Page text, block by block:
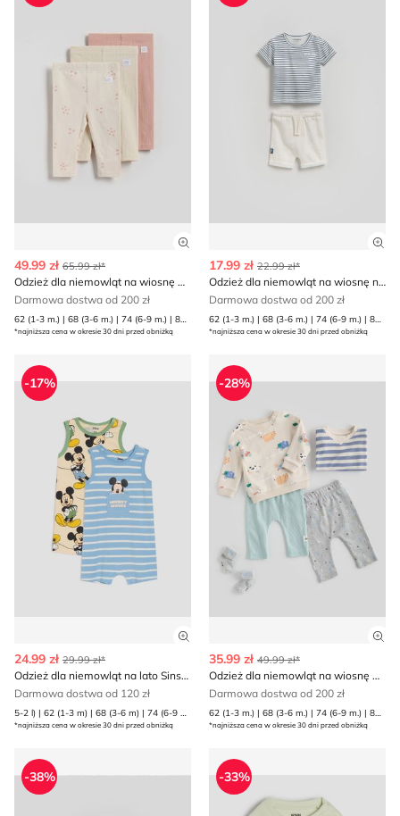
Zobacz szczegóły produktu
49.99 zł 65.99 zł*
Odzież dla niemowląt na wiosnę Reserved
Darmowa dostwa od 200 zł
62 (1-3 m.) | 68 (3-6 m.) | 74 (6-9 m.) | 80 (9-12 m.)
*najniższa cena w okresie 30 dni przed obniżką
17.99 zł 22.99 zł*
Odzież dla niemowląt na wiosnę na lato Reserved
Darmowa dostwa od 200 zł
62 (1-3 m.) | 68 (3-6 m.) | 74 (6-9 m.) | 80 (9-12 m.)
*najniższa cena w okresie 30 dni przed obniżką
Odzież dla niemowląt na lato Sinsay
-17%
Zobacz szczegóły produktu
24.99 zł 29.99 zł*
Odzież dla niemowląt na lato Sinsay
Darmowa dostwa od 120 zł
5-2 l) | 62 (1-3 m) | 68 (3-6 m) | 74 (6-9 m) | 80 (9-12 m) | 86 (12-18 m) | 92 (1 | 98 (2-3 l)
*najniższa cena w okresie 30 dni przed obniżką
Odzież dla niemowląt na
-28%
35.99 zł 49.99 zł*
Odzież dla niemowląt na wiosnę Reserved
Darmowa dostwa od 200 zł
62 (1-3 m.) | 68 (3-6 m.) | 74 (6-9 m.) | 80 (9-12 m.)
*najniższa cena w okresie 30 dni przed obniżką
Odzież dla niemowląt wiosenna Reserved
-38%
Odzież dla niemowląt na
-33%